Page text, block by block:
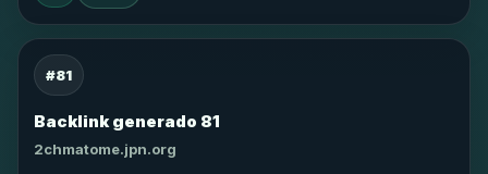
#81
Backlink generado 81
2chmatome.jpn.org